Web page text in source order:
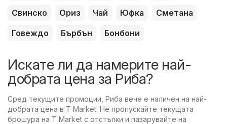
Свинско
Ориз Чай Юфка
Сметана
Говеждо
Бърбън Бонбони
Искате ли да намерите най-
добрата цена за Риба?
Сред текущите промоции, Риба вече е наличен на най-
добрата цена в T Market. Не пропускайте текущата
брошура на T Market с отстъпки и пазарувайте на